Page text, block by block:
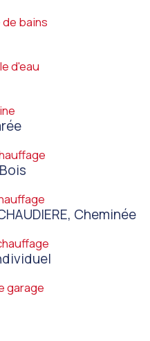
bains
d'eau
Cheminée
garage